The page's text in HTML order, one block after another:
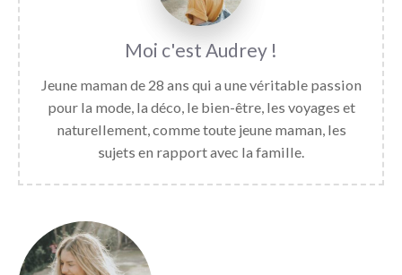
Audrey
Jeune maman de 28 ans qui a une véritable passion
pour la mode, la déco, le bien-être, les voyages et
naturellement, comme toute jeune maman, les
sujets en rapport avec la famille.